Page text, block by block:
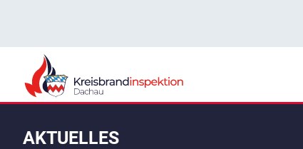
AKTUELLES